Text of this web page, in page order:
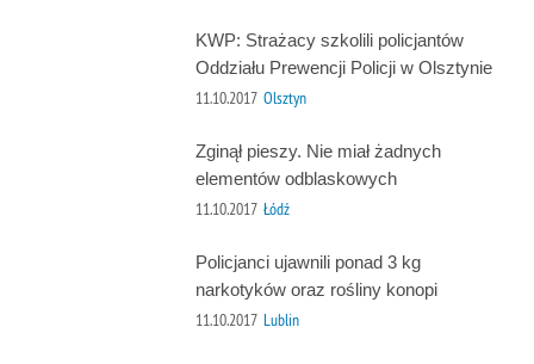
KWP: Strażacy szkolili policjantów
Oddziału Prewencji Policji w Olsztynie
11.10.2017 Olsztyn
Zginął pieszy. Nie miał żadnych
elementów odblaskowych
11.10.2017 Łódź
Policjanci ujawnili ponad 3 kg
narkotyków oraz rośliny konopi
11.10.2017 Lublin